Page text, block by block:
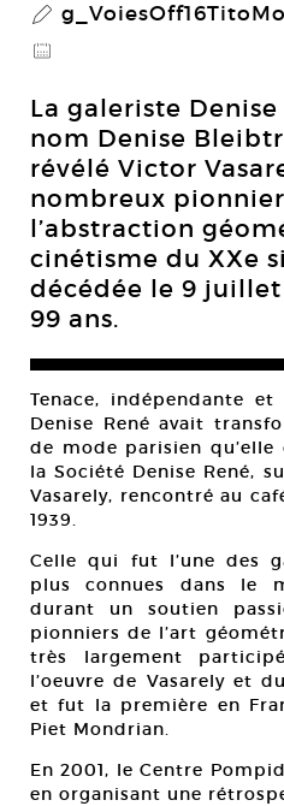
P
@
La galeriste
nom Denise
révélé Victor
nombreux
l’abstraction
cinétisme du XXe
décédée le 9 juillet
99 ans.
Tenace, indépendante
Denise René avait
de mode parisien
la Société Denise René,
Vasarely, rencontré au
1939.
Celle qui fut l’une des
plus connues dans le
durant un soutien
pionniers de l’art
très largement
l’oeuvre de Vasarely et
et fut la première en
Piet Mondrian.
En 2001, le Centre
en organisant une